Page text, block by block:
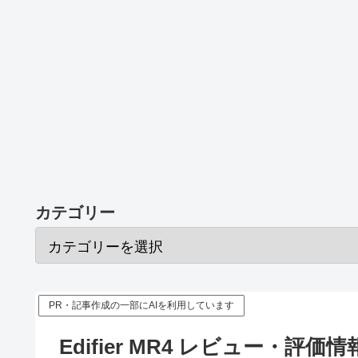
カテゴリー
PR・記事作成の一部にAIを利用しています
Edifier MR4 レビュー・評価情